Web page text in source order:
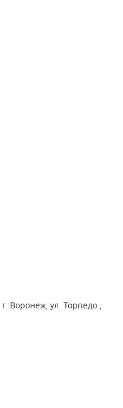
г. Воронеж, ул. Торпедо ,